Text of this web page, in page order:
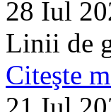
28 Iul
Linii de
Citeşte